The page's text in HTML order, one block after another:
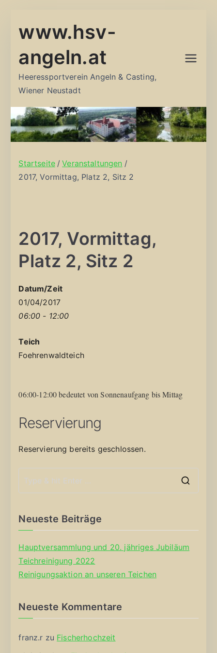
Inhalt
www.hsv-
angeln.at
Heeressportverein Angeln & Casting,
Wiener Neustadt
Startseite
Veranstaltungen
2017, Vormittag, Platz 2, Sitz 2
2017, Vormittag,
Platz 2, Sitz 2
Datum/Zeit
01/04/2017
06:00 - 12:00
Teich
Foehrenwaldteich
06:00-12:00 bedeutet von Sonnenaufgang bis Mittag
Reservierung
Reservierung bereits geschlossen.
Neueste Beiträge
Hauptversammlung und 20. jähriges Jubiläum
Teichreinigung 2022
Reinigungsaktion an unseren Teichen
Neueste Kommentare
franz.r zu Fischerhochzeit